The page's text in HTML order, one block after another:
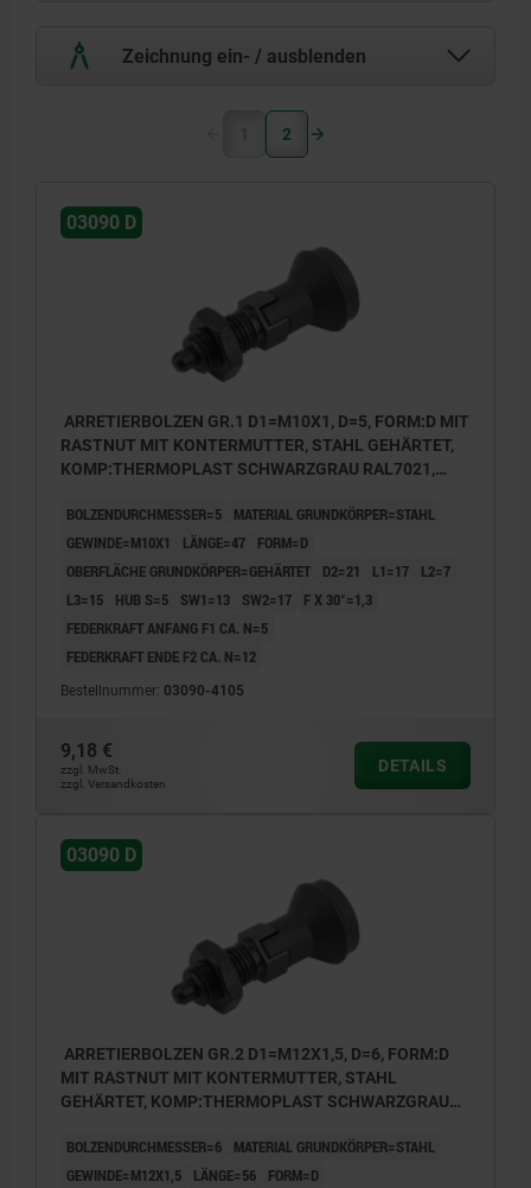
Zeichnung ein- / ausblenden
1 2
03090 D
ARRETIERBOLZEN GR.1 D1=M10X1, D=5, FORM:D MIT
RASTNUT MIT KONTERMUTTER, STAHL GEHÄRTET,
KOMP:THERMOPLAST SCHWARZGRAU RAL7021,
BOLZENDURCHMESSER=5
MATERIAL GRUNDKÖRPER=STAHL
GEWINDE=M10X1
LÄNGE=47
FORM=D
OBERFLÄCHE GRUNDKÖRPER=GEHÄRTET
D2=21 L1=17
L2=7
L3=15
HUB S=5 SW1=13 SW2=17
F X 30°=1,3
FEDERKRAFT ANFANG F1 CA. N=5
FEDERKRAFT ENDE F2 CA. N=12
Bestellnummer: 03090-4105
9,18 €
zzgl. MwSt.
zzgl. Versandkosten
DETAILS
03090 D
ARRETIERBOLZEN GR.2 D1=M12X1,5, D=6, FORM:D
MIT RASTNUT MIT KONTERMUTTER, STAHL
GEHÄRTET, KOMP:THERMOPLAST SCHWARZGRAU
BOLZENDURCHMESSER=6
MATERIAL GRUNDKÖRPER=STAHL
GEWINDE=M12X1,5
LÄNGE=56
FORM=D